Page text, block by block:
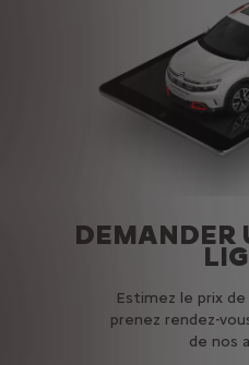
DEMANDER
Estimez le prix
prenez rendez-
de nos